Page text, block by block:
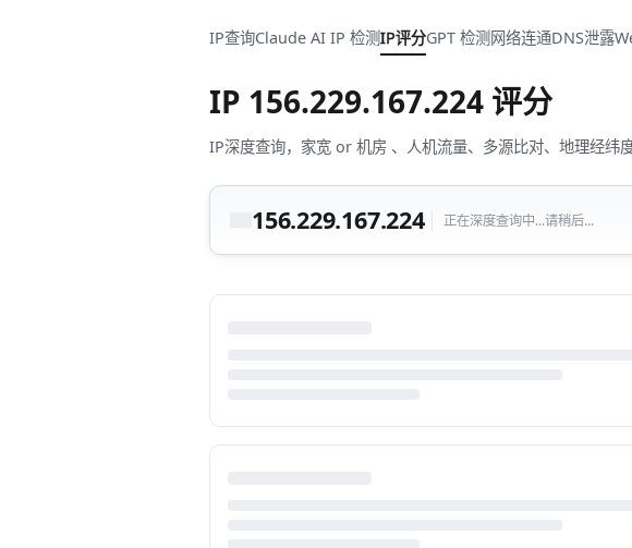
IP查询Claude AI IP 检测IP评分GPT 检测网络连通DNS泄露
IP 156.229.167.224 评分
IP深度查询，家宽 or 机房 、人机流量、多源比对、地理经纬
156.229.167.224 正在深度查询中...请稍后...